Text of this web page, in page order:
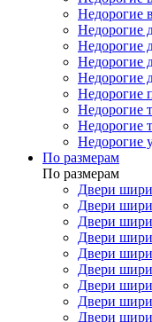
Недорогие
Недорогие
Недорогие
Недорогие
Недорогие
Недорогие
Недорогие
Недорогие
Недорогие
По размерам
По размерам
Двери
Двери
Двери
Двери
Двери
Двери
Двери
Двери
Двери